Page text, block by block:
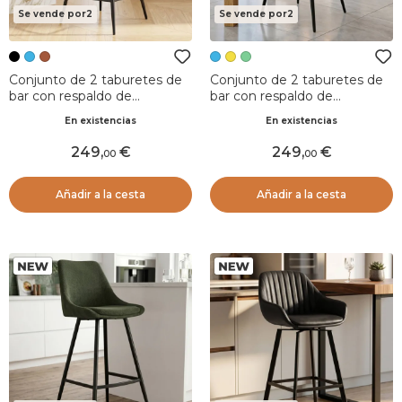
Se vende por2
Conjunto de 2 taburetes de
bar con respaldo de
Juno NegroEn existencias
249,00
Añadir a la cesta
Se vende por2
Conjunto de 2 taburetes de
bar con respaldo de
(Asiento 75cm) Juno Azul
En existencias
249,00
Añadir a la cesta